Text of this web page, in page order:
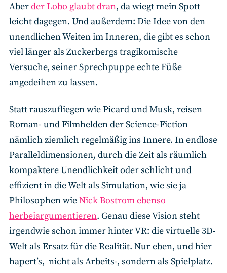
Aberder Lobo glaubt dran, da wiegt mein Spott
leicht dagegen. Und außerdem: Die Idee von den
unendlichen Weiten im Inneren, die gibt es schon
viel länger als Zuckerbergs tragikomische
Versuche, seiner Sprechpuppe echte Füße
angedeihen zu lassen.
Statt rauszufliegen wie Picard und Musk, reisen
Roman- und Filmhelden der Science-Fiction
nämlich ziemlich regelmäßig ins Innere. In endlose
Paralleldimensionen, durch die Zeit als räumlich
kompaktere Unendlichkeit oder schlicht und
effizient in die Welt als Simulation, wie sie ja
Philosophen wieNick Bostrom ebenso
herbeiargumentieren. Genau diese Vision steht
irgendwie schon immer hinter VR: die virtuelle 3D-
Welt als Ersatz für die Realität. Nur eben, und hier
hapert’s, nicht als Arbeits-, sondern als Spielplatz.